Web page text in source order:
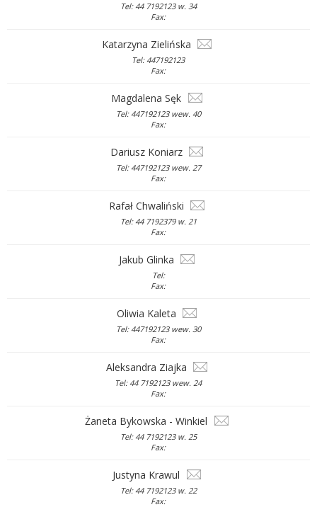
Tel: 44 7192123 w. 34
Fax:
Katarzyna Zielińska
Tel: 447192123
Fax:
Magdalena Sęk
Tel: 447192123 wew. 40
Fax:
Dariusz Koniarz
Tel: 447192123 wew. 27
Fax:
Rafał Chwaliński
Tel: 44 7192379 w. 21
Fax:
Jakub Glinka
Tel:
Fax:
Oliwia Kaleta
Tel: 447192123 wew. 30
Fax:
Aleksandra Ziajka
Tel: 44 7192123 wew. 24
Fax:
Żaneta Bykowska - Winkiel
Tel: 44 7192123 w. 25
Fax:
Justyna Krawul
Tel: 44 7192123 w. 22
Fax: